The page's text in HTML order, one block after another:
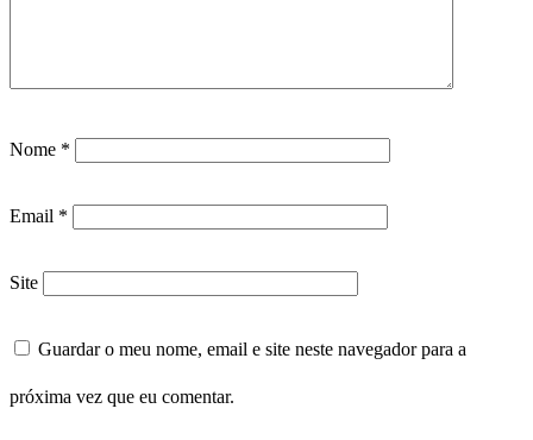
Nome *
Email *
Site
Guardar o meu nome, email e site neste navegador para a
próxima vez que eu comentar.